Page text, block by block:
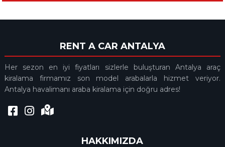
RENT A CAR ANTALYA
Her sezon en iyi fiyatları sizlerle buluşturan Antalya araç
kiralama firmamız son model arabalarla hizmet veriyor.
Antalya havalimanı araba kiralama için doğru adres!
HAKKIMIZDA